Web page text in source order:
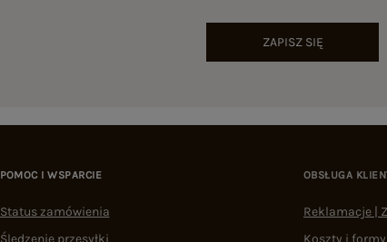
ZAPISZ SIĘ
POMOC I WSPARCIE
Status zamówienia
Śledzenie przesyłki
OBSŁUGA
Reklamacje |
Koszty i